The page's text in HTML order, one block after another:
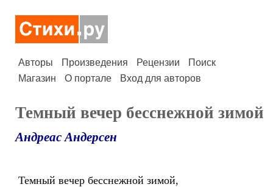
Авторы Произведения Рецензии
Поиск
Магазин
О портале Вход для авторов
Темный вечер бесснежной зимой
Андреас Андерсен
Темный вечер бесснежной зимой,